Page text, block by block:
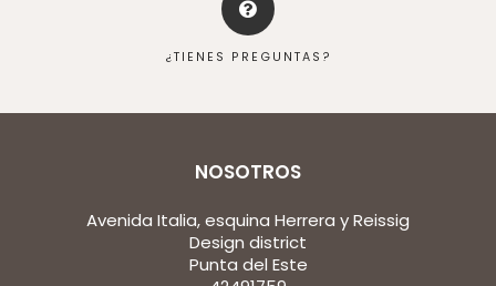
¿TIENES PREGUNTAS?
NOSOTROS
Avenida Italia, esquina Herrera y Reissig
Design district
Punta del Este